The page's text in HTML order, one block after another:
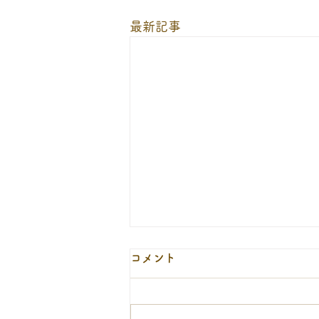
最新記事
９月１２日の休診について
として休診となります。ご迷惑を
コメント